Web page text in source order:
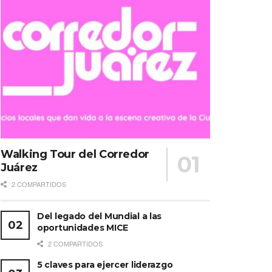
Walking Tour del Corredor
Juárez
2 COMPARTIDOS
Del legado del Mundial a las
oportunidades MICE
2 COMPARTIDOS
5 claves para ejercer liderazgo